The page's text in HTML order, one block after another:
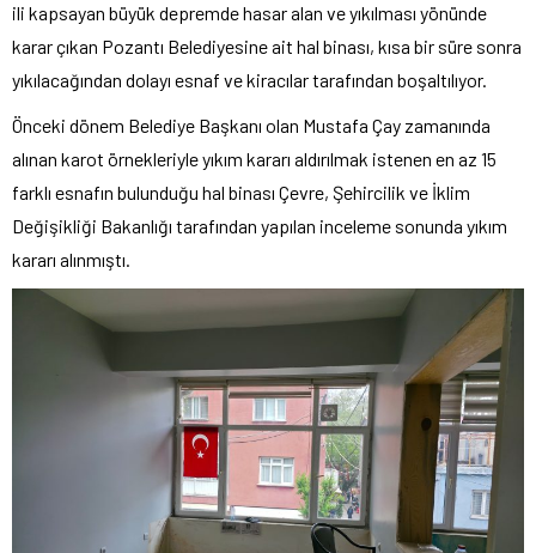
ili kapsayan büyük depremde hasar alan ve yıkılması yönünde
karar çıkan Pozantı Belediyesine ait hal binası, kısa bir süre sonra
yıkılacağından dolayı esnaf ve kiracılar tarafından boşaltılıyor.
Önceki dönem Belediye Başkanı olan Mustafa Çay zamanında
alınan karot örnekleriyle yıkım kararı aldırılmak istenen en az 15
farklı esnafın bulunduğu hal binası Çevre, Şehircilik ve İklim
Değişikliği Bakanlığı tarafından yapılan inceleme sonunda yıkım
kararı alınmıştı.